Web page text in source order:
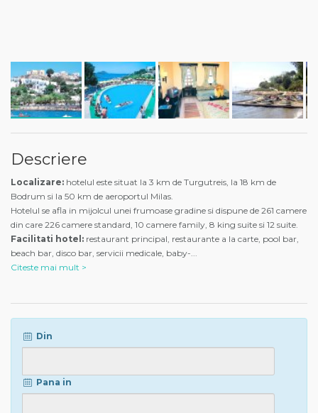
Descriere
Localizare: hotelul este situat la 3 km de Turgutreis, la 18 km de
Bodrum si la 50 km de aeroportul Milas.
Hotelul se afla in mijolcul unei frumoase gradine si dispune de 261 camere
din care 226 camere standard, 10 camere family, 8 king suite si 12 suite.
Facilitati hotel: restaurant principal, restaurante a la carte, pool bar,
beach bar, disco bar, servicii medicale, baby-
Citeste mai mult >
Din
Pana in